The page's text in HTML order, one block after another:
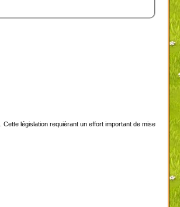
. Cette législation requièrant un effort important de mise